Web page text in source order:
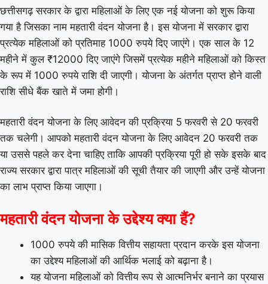
छत्तीसगढ़ सरकार के द्वारा महिलाओं के लिए एक नई योजना को शुरू किया
गया है जिसका नाम महतारी वंदन योजना है। इस योजना में सरकार द्वारा
प्रत्येक महिलाओं को प्रतिमाह 1000 रुपये दिए जाएंगे। एक साल के 12
महीने में कुल ₹12000 दिए जाएंगे जिसमें प्रत्येक महीने महिलाओं को किस्त
के रूप में 1000 रुपये राशि दी जाएगी। योजना के अंतर्गत प्राप्त होने वाली
राशि सीधे बैंक खाते में जमा होगी।
महतारी वंदन योजना के लिए आवेदन की प्रक्रिया 5 फरवरी से 20 फरवरी
तक चलेगी। आपको महतारी वंदन योजना के लिए आवेदन 20 फरवरी तक
या उससे पहले कर देना चाहिए ताकि आपकी प्रक्रिया पूरी हो सके इसके बाद
राज्य सरकार द्वारा पात्र महिलाओं की सूची तैयार की जाएगी और उन्हें योजना
का लाभ प्राप्त किया जाएगा।
महतारी वंदन योजना के उद्देश्य क्या हैं?
1000 रुपये की मासिक वित्तीय सहायता प्रदान करके इस योजना
का उद्देश्य महिलाओं की आर्थिक भलाई को बढ़ाना है।
यह योजना महिलाओं को वित्तीय रूप से आत्मनिर्भर बनाने का प्रयास